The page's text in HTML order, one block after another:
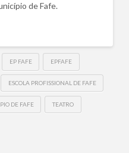
de Fafe.
EP FAFE EPFAFE
ESCOLA PROFISSIONAL DE FAFE
DE FAFE TEATRO